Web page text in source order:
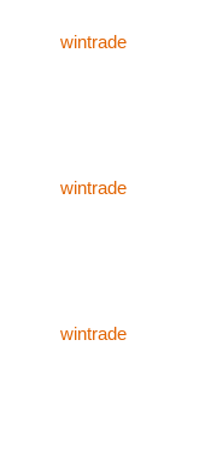
wintrade
wintrade
wintrade